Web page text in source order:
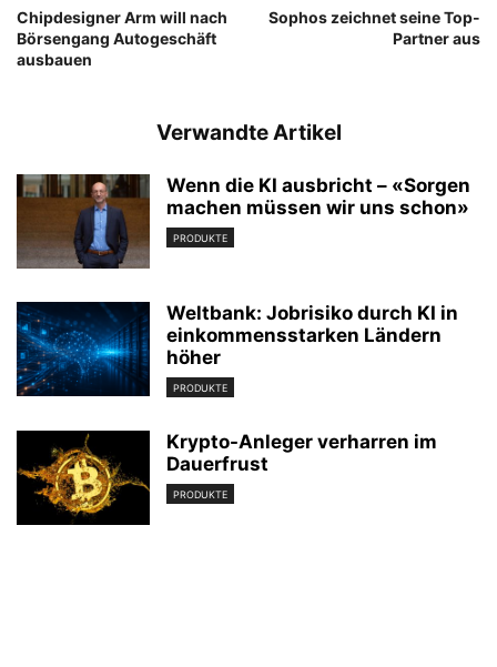
Chipdesigner Arm will nach
Börsengang Autogeschäft
ausbauen
Sophos zeichnet seine Top-
Partner aus
Verwandte Artikel
Wenn die KI ausbricht – «Sorgen
machen müssen wir uns schon»
PRODUKTE
Weltbank: Jobrisiko durch KI in
einkommensstarken Ländern
höher
PRODUKTE
Krypto-Anleger verharren im
Dauerfrust
PRODUKTE